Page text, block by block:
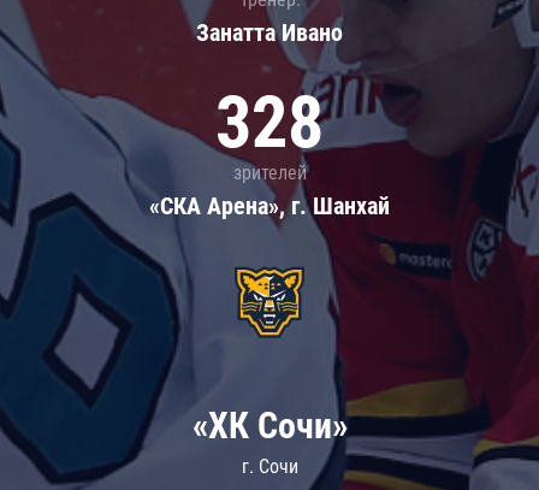
Занатта Иванo
328
зрителей
«СКА Арена», г. Шанхай
«ХК Сочи»
г. Сочи